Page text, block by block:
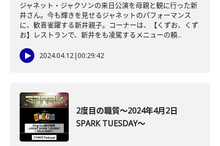
ジャネット・ジャクソンの来日公演を母親と観に行った新
井さん。今も輝きを見せるジャネットのパフォーマンス
に、歓喜雀躍する新井親子。コーナーは、【くずお、くず
お】レストランで、新井をも凌駕するメニューの頼...
2024.04.12|00:29:42
2度目の職質～2024年4月2日
SPARK TUESDAY～